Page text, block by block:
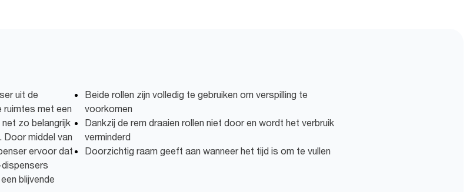
uit de
ruimtes met een
zo belangrijk
Door middel van
ervoor dat
blijvende
Beide rollen zijn volledig te gebruiken om verspilling te
voorkomen
Dankzij de rem draaien rollen niet door en wordt het verbruik
verminderd
Doorzichtig raam geeft aan wanneer het tijd is om te vullen